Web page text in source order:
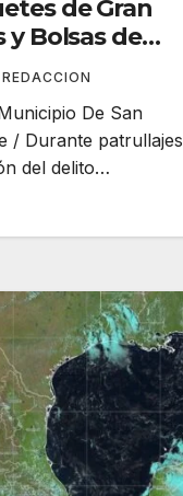
de Gran
y Bolsas de
REDACCION
De San
/ Durante patrullajes
del delito…